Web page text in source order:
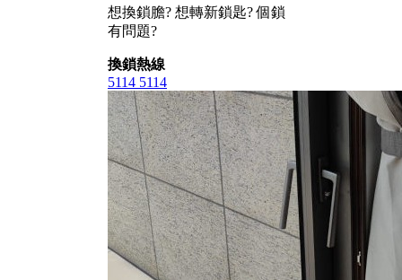
想換鎖膽? 想轉新鎖匙? 個鎖
有問題?
換鎖熱線
5114 5114